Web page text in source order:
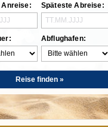
Anreise: Späteste Abreise:
Abflughafen:
Reise finden »